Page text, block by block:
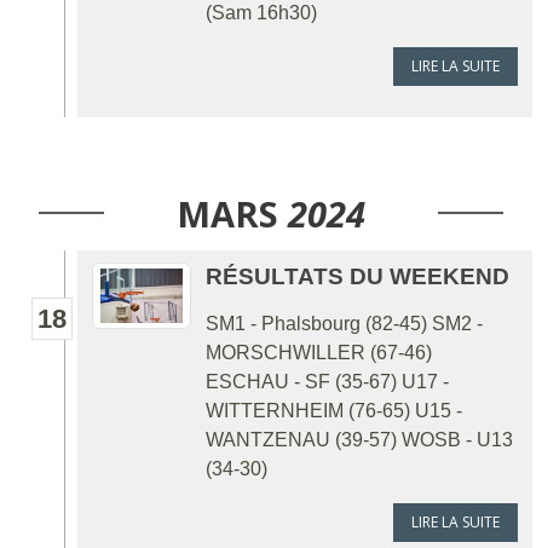
(Sam 16h30)
LIRE LA SUITE
MARS 2024
18
RÉSULTATS DU WEEKEND
SM1 - Phalsbourg (82-45) SM2 -
MORSCHWILLER (67-46)
ESCHAU - SF (35-67) U17 -
WITTERNHEIM (76-65) U15 -
WANTZENAU (39-57) WOSB - U13
(34-30)
LIRE LA SUITE